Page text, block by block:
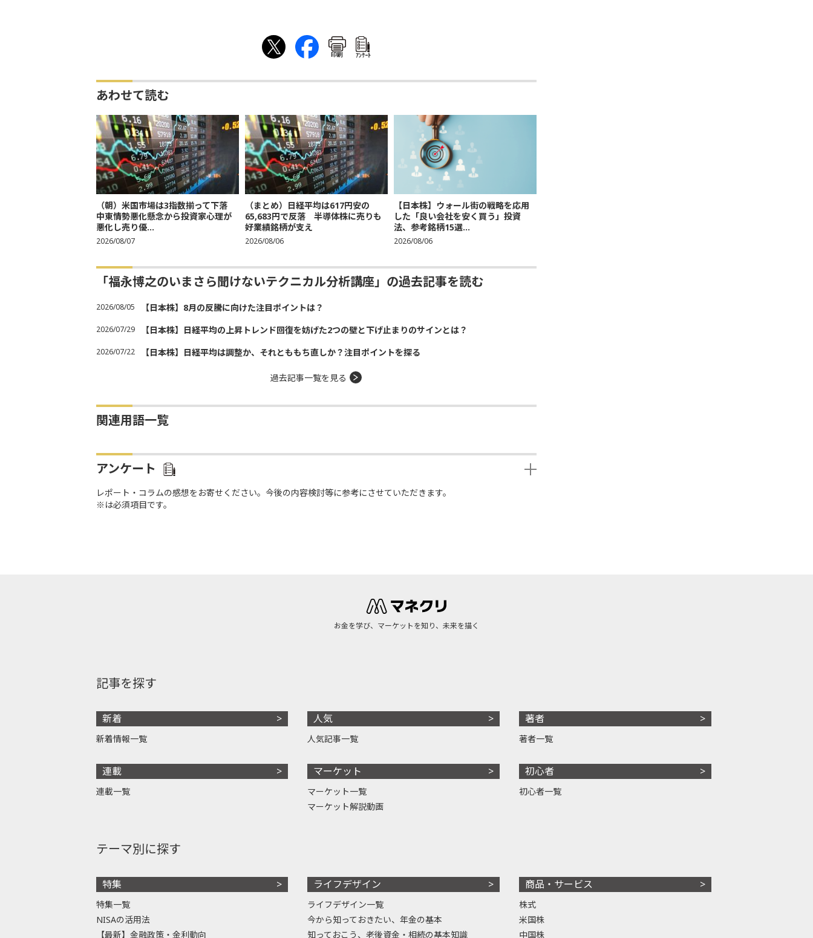
印刷 ｱﾝｹｰﾄ
あわせて読む
（朝）米国市場は3指数揃って下落
中東情勢悪化懸念から投資家心理が
悪化し売り優...
2026/08/07
（まとめ）日経平均は617円安の
65,683円で反落 半導体株に売りも
好業績銘柄が支え
2026/08/06
【日本株】ウォール街の戦略を応用
した「良い会社を安く買う」投資
法、参考銘柄15選...
2026/08/06
「福永博之のいまさら聞けないテクニカル分析講座」の過去記事を読む
2026/08/05 【日本株】8月の反騰に向けた注目ポイントは？
2026/07/29 【日本株】日経平均の上昇トレンド回復を妨げた2つの壁と下げ止まりのサインとは？
2026/07/22 【日本株】日経平均は調整か、それとももち直しか？注目ポイントを探る
過去記事一覧を見る
関連用語一覧
アンケート
レポート・コラムの感想をお寄せください。今後の内容検討等に参考にさせていただきます。
※は必須項目です。
お金を学び、マーケットを知り、未来を描く
記事を探す
新着
新着情報一覧
連載
連載一覧
人気
人気記事一覧
マーケット
マーケット一覧
マーケット解説動画
著者
著者一覧
初心者
初心者一覧
テーマ別に探す
特集
特集一覧
NISAの活用法
【最新】金融政策・金利動向
ライフデザイン
ライフデザイン一覧
今から知っておきたい、年金の基本
知っておこう、老後資金・相続の基本知識
商品・サービス
株式
米国株
中国株